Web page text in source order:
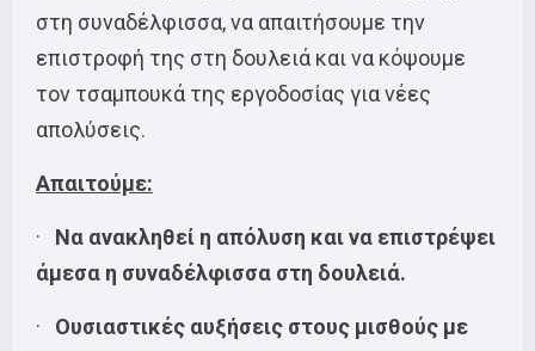
στη συναδέλφισσα, να απαιτήσουμε την
επιστροφή της στη δουλειά και να κόψουμε
τον τσαμπουκά της εργοδοσίας για νέες
απολύσεις.
Απαιτούμε:
· Να ανακληθεί η απόλυση και να επιστρέψει
άμεσα η συναδέλφισσα στη δουλειά.
· Ουσιαστικές αυξήσεις στους μισθούς με